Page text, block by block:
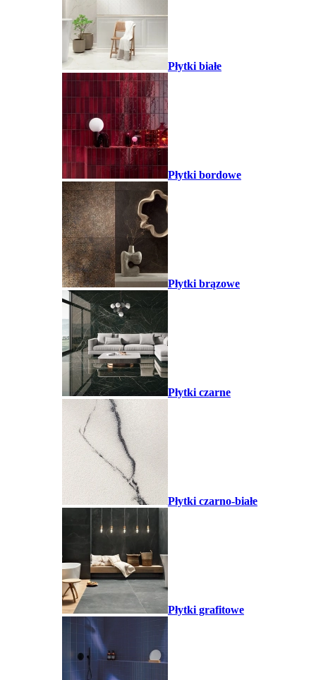
Płytki białe
Płytki bordowe
Płytki brązowe
Płytki czarne
Płytki czarno-białe
Płytki grafitowe